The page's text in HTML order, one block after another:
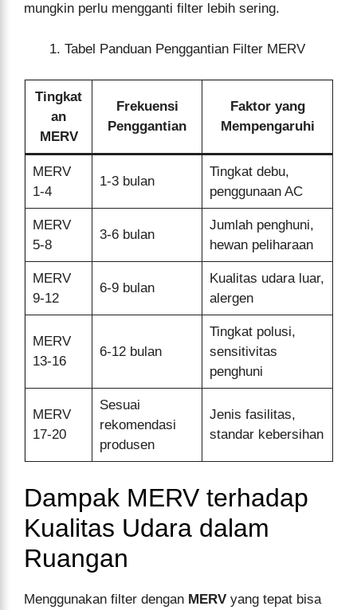
mungkin perlu mengganti filter lebih sering.
Tabel Panduan Penggantian Filter MERV
Tingkat
an
MERV
Frekuensi
Penggantian
Faktor yang
Mempengaruhi
MERV
1-4
1-3 bulan
Tingkat debu,
penggunaan AC
MERV
5-8
3-6 bulan
Jumlah penghuni,
hewan peliharaan
MERV
9-12
6-9 bulan
Kualitas udara luar,
alergen
MERV
13-16
6-12 bulan
Tingkat polusi,
sensitivitas
penghuni
MERV
17-20
Sesuai
rekomendasi
produsen
Jenis fasilitas,
standar kebersihan
Dampak MERV terhadap
Kualitas Udara dalam
Ruangan
Menggunakan filter dengan MERV yang tepat bisa